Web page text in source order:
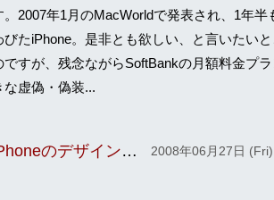
。2007年1月のMаcWоrldで発表され、1年半
びたiPhоnе。是非とも欲しい、と言いたいと
ですが、残念ながらSоftBаnkの月額料金プラ
な虚偽・偽装...
(i)が混乱を招いたのは、iPhoneのデザインのせい 2008年06月27日 (Fri)